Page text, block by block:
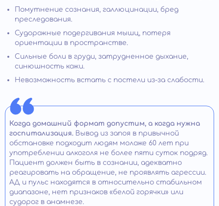
Помутнение сознания, галлюцинации, бред
преследования.
Судорожные подергивания мышц, потеря
ориентации в пространстве.
Сильные боли в груди, затрудненное дыхание,
синюшность кожи.
Невозможность встать с постели из-за слабости.
Когда домашний формат допустим, а когда нужна
госпитализация. Вывод из запоя в привычной
обстановке подходит людям моложе 60 лет при
употреблении алкоголя не более пяти суток подряд.
Пациент должен быть в сознании, адекватно
реагировать на обращение, не проявлять агрессии.
АД и пульс находятся в относительно стабильном
диапазоне, нет признаков «белой горячки» или
судорог в анамнезе.